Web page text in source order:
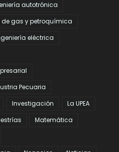
autotrónica
de gas y petroquímica
eléctrica
Pecuaria
Investigación
La UPEA
Matemática